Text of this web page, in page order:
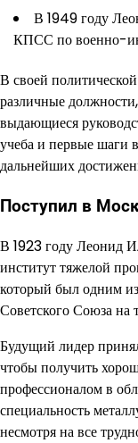
В 1949 году
КПСС по военно-
В своей
различные
выдающиеся
учеба и первые шаги
дальнейших
Поступил в
В 1923 году Леонид
институт тяжелой
который был одним
Советского Союза на
Будущий лидер
чтобы получить
профессионалом в
специальность
несмотря на все